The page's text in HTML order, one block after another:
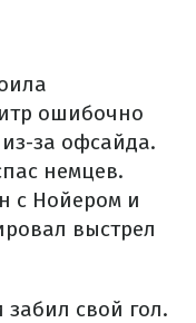
ошибочно
за офсайда.
немцев.
с Нойером и
выстрел
забил свой гол.